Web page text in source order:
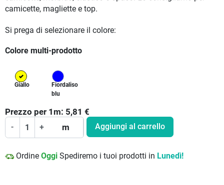
camicette, magliette e top.
Si prega di selezionare il colore:
Colore multi-prodotto
Giallo
Fiordaliso
blu
Prezzo per 1 m: 5,81 €
- + m Aggiungi al carrello
Ordine Oggi Spediremo i tuoi prodotti in Lunedì!